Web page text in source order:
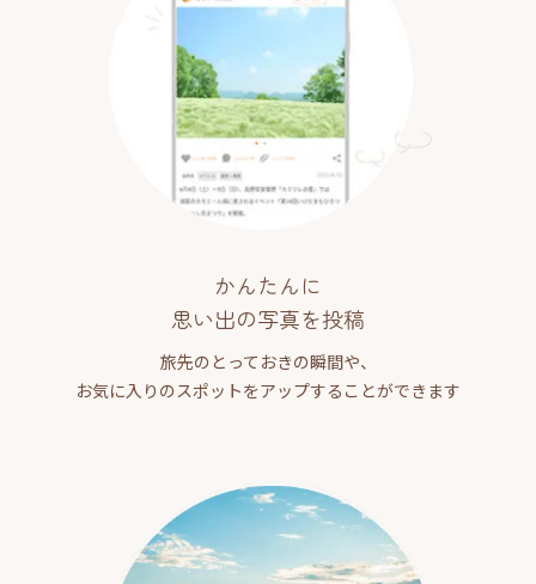
かんたんに
思い出の写真を投稿
旅先のとっておきの瞬間や、
お気に入りのスポットをアップすることができます